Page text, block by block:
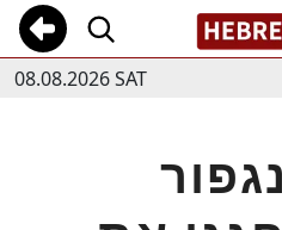
08.08.2026 SAT